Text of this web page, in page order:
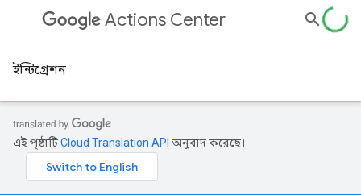
Actions Center
ইন্টিগ্রেশন
এই পৃষ্ঠাটিCloud Translation API অনুবাদ করেছে।